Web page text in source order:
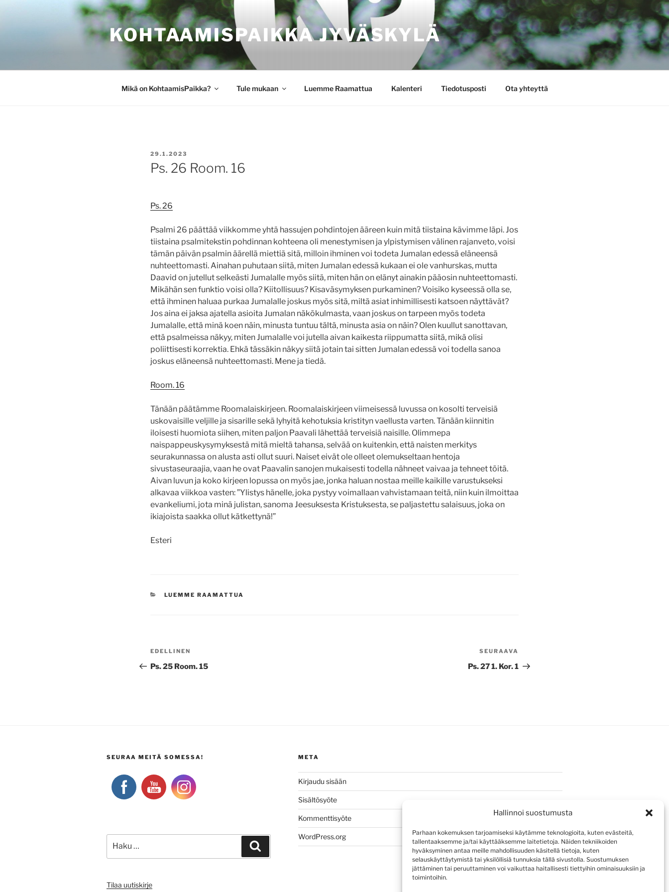
Hallinnoi suostumusta
Parhaan kokemuksen tarjoamiseksi käytämme teknologioita, kuten evästeitä,
tallentaaksemme ja/tai käyttääksemme laitetietoja. Näiden tekniikoiden
hyväksyminen antaa meille mahdollisuuden käsitellä tietoja, kuten
selauskäyttäytymistä tai yksilöllisiä tunnuksia tällä sivustolla. Suostumuksen
jättäminen tai peruuttaminen voi vaikuttaa haitallisesti tiettyihin ominaisuuksiin ja
toimintoihin.
KOHTAAMISPAIKKA JYVÄSKYLÄ
Mikä on KohtaamisPaikka? Tule mukaan Luemme Raamattua Kalenteri Tiedotusposti Ota yhteyttä
JULKAISTU
29.1.2023
Ps. 26 Room. 16
Ps. 26
Psalmi 26 päättää viikkomme yhtä hassujen pohdintojen ääreen kuin mitä tiistaina kävimme läpi. Jos
tiistaina psalmitekstin pohdinnan kohteena oli menestymisen ja ylpistymisen välinen rajanveto, voisi
tämän päivän psalmin äärellä miettiä sitä, milloin ihminen voi todeta Jumalan edessä eläneensä
nuhteettomasti. Ainahan puhutaan siitä, miten Jumalan edessä kukaan ei ole vanhurskas, mutta
Daavid on jutellut selkeästi Jumalalle myös siitä, miten hän on elänyt ainakin pääosin nuhteettomasti.
Mikähän sen funktio voisi olla? Kiitollisuus? Kisaväsymyksen purkaminen? Voisiko kyseessä olla se,
että ihminen haluaa purkaa Jumalalle joskus myös sitä, miltä asiat inhimillisesti katsoen näyttävät?
Jos aina ei jaksa ajatella asioita Jumalan näkökulmasta, vaan joskus on tarpeen myös todeta
Jumalalle, että minä koen näin, minusta tuntuu tältä, minusta asia on näin? Olen kuullut sanottavan,
että psalmeissa näkyy, miten Jumalalle voi jutella aivan kaikesta riippumatta siitä, mikä olisi
poliittisesti korrektia. Ehkä tässäkin näkyy siitä jotain tai sitten Jumalan edessä voi todella sanoa
joskus eläneensä nuhteettomasti. Mene ja tiedä.
Room. 16
Tänään päätämme Roomalaiskirjeen. Roomalaiskirjeen viimeisessä luvussa on kosolti terveisiä
uskovaisille veljille ja sisarille sekä lyhyitä kehotuksia kristityn vaellusta varten. Tänään kiinnitin
iloisesti huomiota siihen, miten paljon Paavali lähettää terveisiä naisille. Olimmepa
naispappeuskysymyksestä mitä mieltä tahansa, selvää on kuitenkin, että naisten merkitys
seurakunnassa on alusta asti ollut suuri. Naiset eivät ole olleet olemukseltaan hentoja
sivustaseuraajia, vaan he ovat Paavalin sanojen mukaisesti todella nähneet vaivaa ja tehneet töitä.
Aivan luvun ja koko kirjeen lopussa on myös jae, jonka haluan nostaa meille kaikille varustukseksi
alkavaa viikkoa vasten: ”Ylistys hänelle, joka pystyy voimallaan vahvistamaan teitä, niin kuin ilmoittaa
evankeliumi, jota minä julistan, sanoma Jeesuksesta Kristuksesta, se paljastettu salaisuus, joka on
ikiajoista saakka ollut kätkettynä!”
Esteri
KATEGORIAT
LUEMME RAAMATTUA
Artikkelien
selaus
Edellinen
artikkeli
EDELLINEN
Ps. 25 Room. 15
artikkeli
SEURAAVA
Ps. 27 1. Kor. 1
SEURAA MEITÄ SOMESSA!
Tilaa uutiskirje
META
Kirjaudu sisään
Sisältösyöte
Kommenttisyöte
WordPress.org